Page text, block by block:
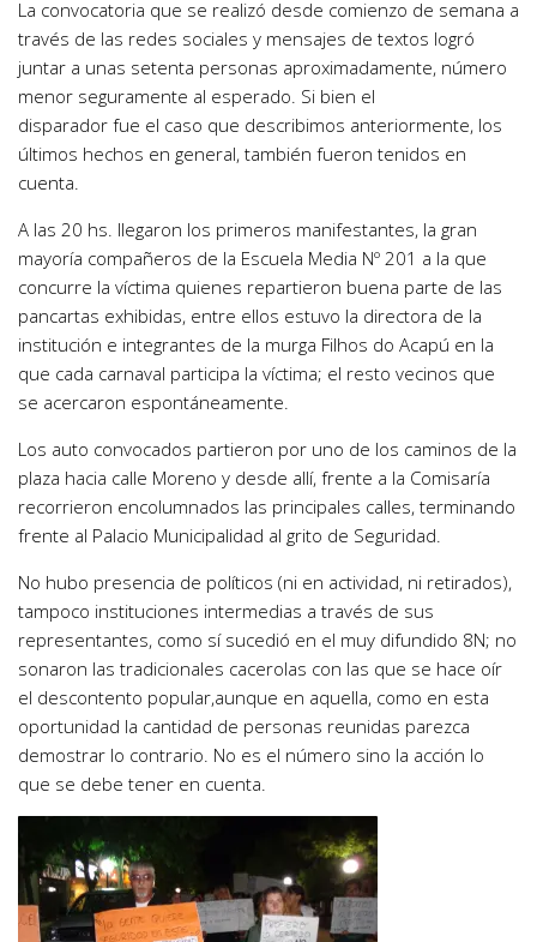
La convocatoria que se realizó desde comienzo de semana a
través de las redes sociales y mensajes de textos logró
juntar a unas setenta personas aproximadamente, número
menor seguramente al esperado. Si bien el
disparador fue el caso que describimos anteriormente, los
últimos hechos en general, también fueron tenidos en
cuenta.
A las 20 hs. llegaron los primeros manifestantes, la gran
mayoría compañeros de la Escuela Media Nº 201 a la que
concurre la víctima quienes repartieron buena parte de las
pancartas exhibidas, entre ellos estuvo la directora de la
institución e integrantes de la murga Filhos do Acapú en la
que cada carnaval participa la víctima; el resto vecinos que
se acercaron espontáneamente.
Los auto convocados partieron por uno de los caminos de la
plaza hacia calle Moreno y desde allí, frente a la Comisaría
recorrieron encolumnados las principales calles, terminando
frente al Palacio Municipalidad al grito de Seguridad.
No hubo presencia de políticos (ni en actividad, ni retirados),
tampoco instituciones intermedias a través de sus
representantes, como sí sucedió en el muy difundido 8N; no
sonaron las tradicionales cacerolas con las que se hace oír
el descontento popular,aunque en aquella, como en esta
oportunidad la cantidad de personas reunidas parezca
demostrar lo contrario. No es el número sino la acción lo
que se debe tener en cuenta.